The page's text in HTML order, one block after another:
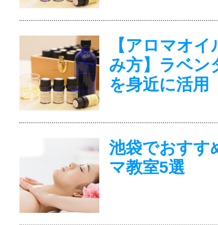
【アロマオ
み方】ラベン
を身近に活用
池袋でおすす
マ教室5選